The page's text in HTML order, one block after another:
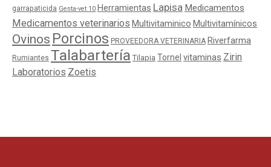
garrapaticida Genta-vet 10 Herramientas Lapisa Medicamentos
Medicamentos veterinarios Multivitaminico Multivitamínicos
Ovinos Porcinos PROVEEDORA VETERINARIA Riverfarma
Rumiantes Talabartería Tilapia Tornel vitaminas Zirin
Laboratorios Zoetis